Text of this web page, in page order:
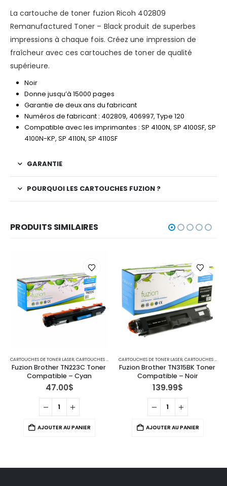
La cartouche de toner fuzion Ricoh 402809
Remanufactured Toner – Black produit de superbes
impressions à chaque fois. Créez une impression de
fraîcheur avec ces cartouches de toner de qualité
supérieure.
Noir
Donne jusqu’à 15000 pages
Garantie de deux ans du fabricant
Numéros de fabricant : 402809, 406997, Type 120
Compatible avec les imprimantes : SP 4100N, SP 4100SF, SP
4100N-KP, SP 4110N, SP 4110SF
GARANTIE
POURQUOI LES CARTOUCHES FUZION ?
PRODUITS SIMILAIRES
, IMPRIMANTES MFC
CARTOUCHES DE TONER LASER,CARTOUCHES POUR IMPRIMANTES BROTHER , IMPRIMANTES MFC
Fuzion Brother TN223C Toner
Compatible – Cyan
47.00$
AJOUTER AU PANIER
CARTOUCHES DE TONER LASER,CARTOUCHES POUR IMPRIMANTES BROTHER
Fuzion Brother TN315BK Toner
Compatible – Noir
139.99$
AJOUTER AU PANIER